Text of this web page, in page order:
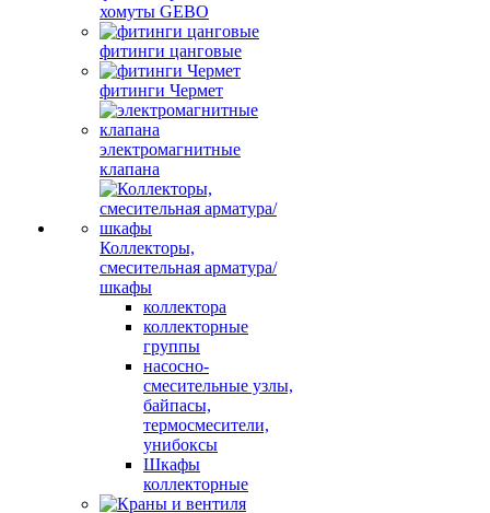
хомуты GEBO
фитинги цанговые
фитинги Чермет
электромагнитные
клапана
Коллекторы,
смесительная арматура/
шкафы
коллектора
коллекторные
группы
насосно-
смесительные узлы,
байпасы,
термосмесители,
унибоксы
Шкафы
коллекторные